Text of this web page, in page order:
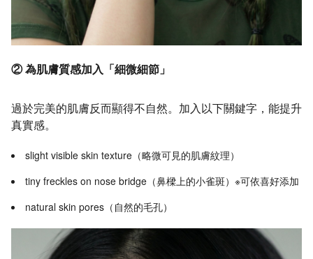
② 為肌膚質感加入「細微細節」
過於完美的肌膚反而顯得不自然。加入以下關鍵字，能提升
真實感。
slight visible skin texture（略微可見的肌膚紋理）
tiny freckles on nose bridge（鼻樑上的小雀斑）※可依喜好添加
natural skin pores（自然的毛孔）